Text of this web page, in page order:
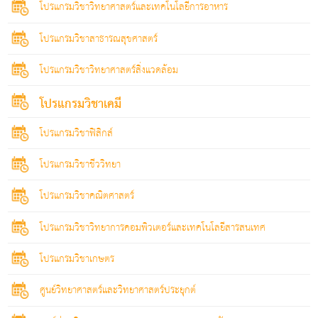
โปรแกรมวิชาวิทยาศาสตร์และเทคโนโลยีการอาหาร
โปรแกรมวิชาสาธารณสุขศาสตร์
โปรแกรมวิชาวิทยาศาสตร์สิ่งแวดล้อม
โปรแกรมวิชาเคมี
โปรแกรมวิชาฟิสิกส์
โปรแกรมวิชาชีววิทยา
โปรแกรมวิชาคณิตศาสตร์
โปรแกรมวิชาวิทยาการคอมพิวเตอร์และเทคโนโลยีสารสนเทศ
โปรแกรมวิชาเกษตร
ศูนย์วิทยาศาสตร์และวิทยาศาสตร์ประยุกต์